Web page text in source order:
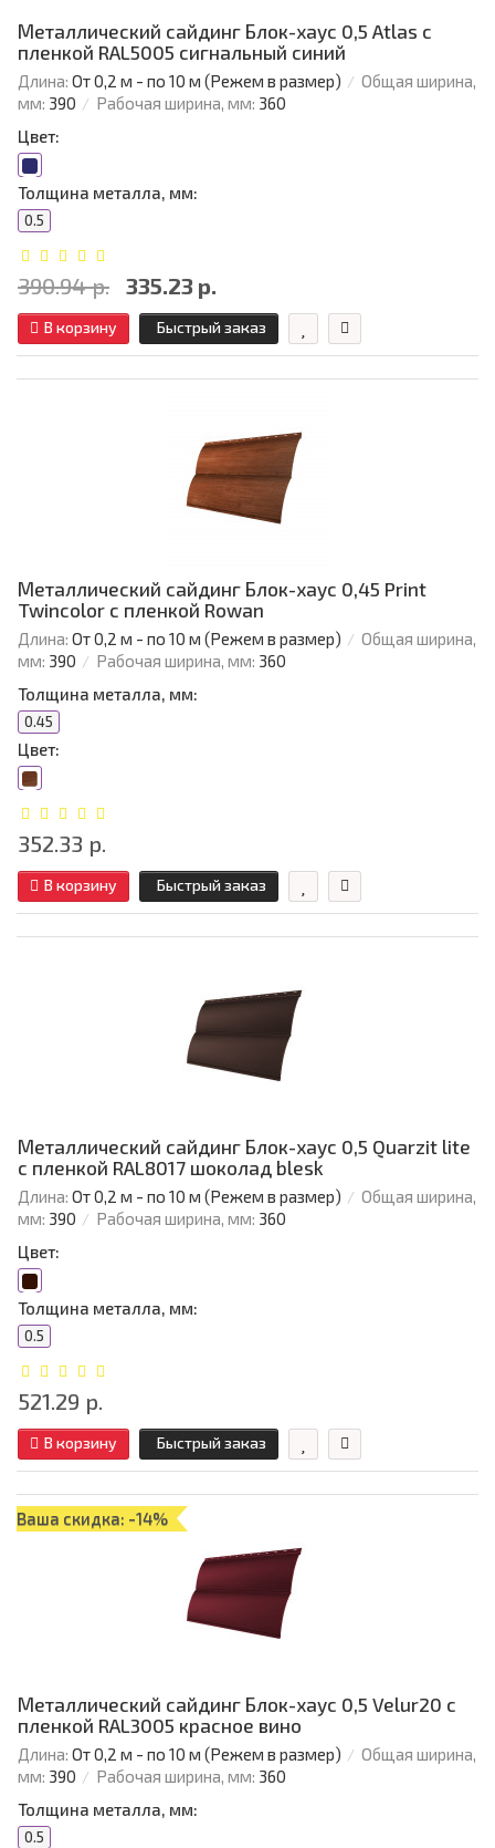
Металлический сайдинг Блок-хаус 0,5 Atlas с
пленкой RAL5005 сигнальный синий
Длина: От 0,2 м - по 10 м (Режем в размер)
Общая ширина,
мм: 390 Рабочая ширина, мм: 360
Цвет:
Толщина металла, мм:
0.5
390.94 р. 335.23 р.
В корзину Быстрый заказ
Металлический сайдинг Блок-хаус 0,45 Print
Twincolor с пленкой Rowan
Длина: От 0,2 м - по 10 м (Режем в размер)
Общая ширина,
мм: 390 Рабочая ширина, мм: 360
Толщина металла, мм:
0.45
Цвет:
352.33 р.
В корзину Быстрый заказ
Металлический сайдинг Блок-хаус 0,5 Quarzit lite
с пленкой RAL8017 шоколад blesk
Длина: От 0,2 м - по 10 м (Режем в размер)
Общая ширина,
мм: 390 Рабочая ширина, мм: 360
Цвет:
Толщина металла, мм:
0.5
521.29 р.
В корзину Быстрый заказ
Ваша скидка: -14%
Металлический сайдинг Блок-хаус 0,5 Velur20 с
пленкой RAL3005 красное вино
Длина: От 0,2 м - по 10 м (Режем в размер)
Общая ширина,
мм: 390 Рабочая ширина, мм: 360
Толщина металла, мм:
0.5